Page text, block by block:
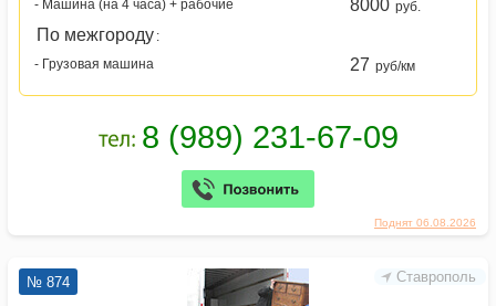
Поднят 06.08.2026
- Машина (на 4 часа) + рабочие 8000 руб.
По межгороду :
- Грузовая машина
27 руб/км
Ставрополь
№ 874